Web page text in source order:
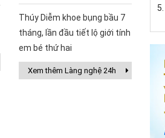
Thúy Diễm khoe bụng bầu 7
tháng, lần đầu tiết lộ giới tính
em bé thứ hai
Xem thêm Làng nghệ 24h